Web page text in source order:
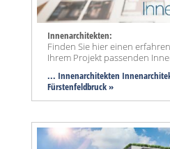
Innenarchitekten:
Finden Sie hier einen
Ihrem Projekt passenden
... Innenarchitekten
Fürstenfeldbruck »